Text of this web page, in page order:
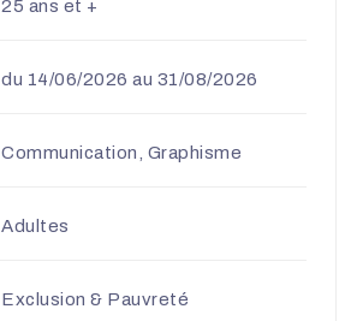
25 ans et +
du 14/06/2026 au 31/08/2026
Communication, Graphisme
Adultes
Exclusion & Pauvreté